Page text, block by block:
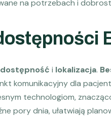
na potrzebach i
dostępność i lokalizacja.
komunikacyjny dla
technologiom,
pory dnia, ułatwiają